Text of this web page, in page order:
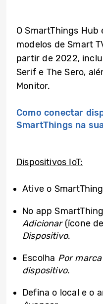
O SmartThings
modelos de Smart
partir de 2022,
Serif e The Sero,
Monitor.
Como conectar
SmartThings na
Dispositivos IoT:
Ative o
No app
Adicionar(ícone
Dispositivo.
Escolha Por marca
dispositivo.
Defina o local e o